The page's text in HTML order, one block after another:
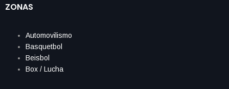
ZONAS
Automovilismo
Basquetbol
Beisbol
Box / Lucha